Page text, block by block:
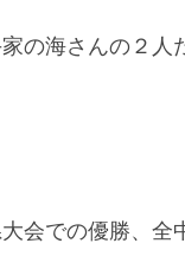
の海さんの２人
会での優勝、全